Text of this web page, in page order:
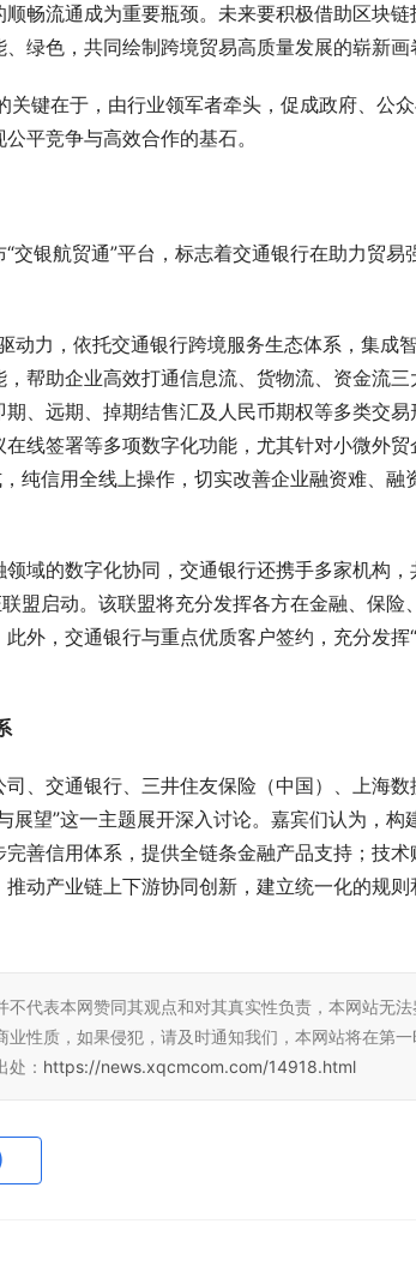
畅流通成为重要瓶颈。未来要积极借助区块链
绿色，共同绘制跨境贸易高质量发展的崭新画
键在于，由行业领军者牵头，促成政府、公
平竞争与高效合作的基石。
银航贸通”平台，标志着交通银行在助力贸易
动力，依托交通银行跨境服务生态体系，集成
帮助企业高效打通信息流、货物流、资金流三
、远期、掉期结售汇及人民币期权等多类交易
线签署等多项数字化功能，尤其针对小微外贸
纯信用全线上操作，切实改善企业融资难、融
域的数字化协同，交通银行还携手多家机构，
盟启动。该联盟将充分发挥各方在金融、保险
外，交通银行与重点优质客户签约，充分发挥
、交通银行、三井住友保险（中国）、上海数
望”这一主题展开深入讨论。嘉宾们认为，构
善信用体系，提供全链条金融产品支持；技术
动产业链上下游协同创新，建立统一化的规则
代表本网赞同其观点和对其真实性负责，本网站无法
性质，如果侵犯，请及时通知我们，本网站将在第一
： https://news.xqcmcom.com/14918.html